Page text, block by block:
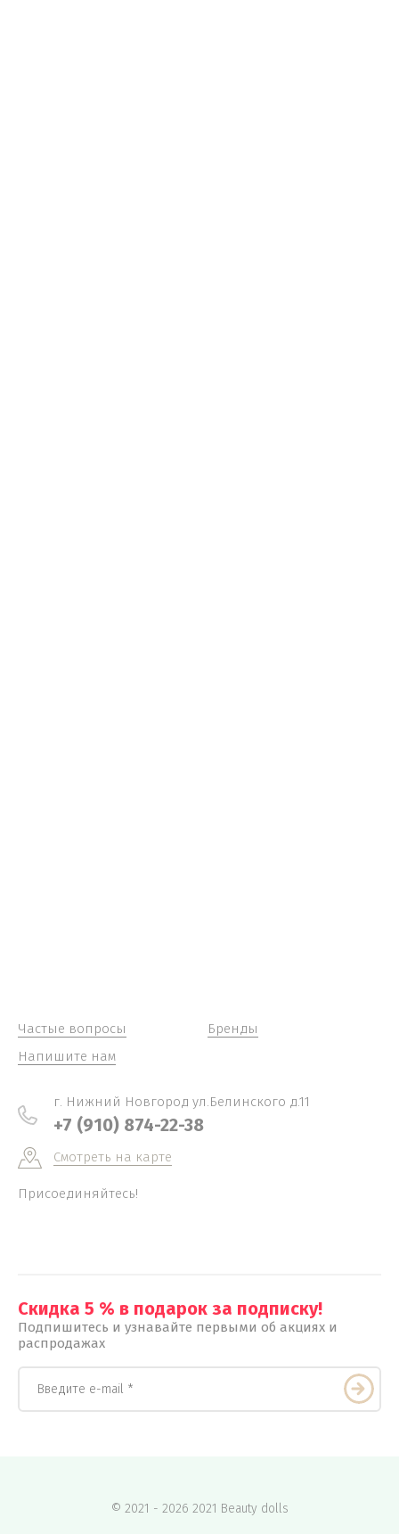
Частые вопросы
Напишите нам
Бренды
г. Нижний Новгород ул.Белинского д.11
+7 (910) 874-22-38
Смотреть на карте
Присоединяйтесь!
Скидка 5 % в подарок за подписку!
Подпишитесь и узнавайте первыми об акциях и
распродажах
© 2021 - 2026 2021 Вeauty dolls